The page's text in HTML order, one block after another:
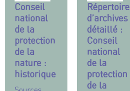
Conseil
national
de la
protection
de la
nature :
historique
Répertoire
d’archives
détaillé :
Conseil
national
de la
protection
de la